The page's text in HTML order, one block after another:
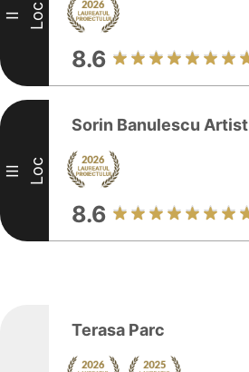
II Loc
8.6
III Loc
Sorin Banulescu Artist
8.6
Terasa Parc